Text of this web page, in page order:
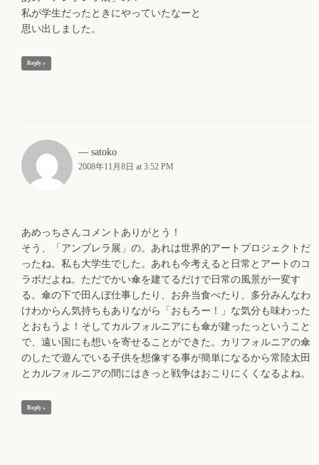
私が学生だったときにやっていたなーと
思い出しました。
Reply »
satoko
2008年11月8日 at 3:52 PM
あめっちさんコメントありがとう！
そう、「アンブレラ展」の。あれは世界的アートプロジェクトだ
ったね。私も大学生でした。あれも今考えると日常とアートのコ
ラボだよね。ただでかい傘を建てるだけで日常の風景が一変す
る。傘の下で田んぼ仕事したり、お弁当食べたり、多分みんなわ
けわからん気持ちもありながら「おもろー！」な気分も味わった
とおもうよ！そしてカルフォルニアにも傘が建ったっということ
で、遠い国にも想いを寄せることができた。カリフォルニアの傘
のしたで遊んでいる子供を想像する事が簡単になるから常陸太田
とカルフォルニアの間にはきっと戦争はおこりにくくなるよね。
Reply »